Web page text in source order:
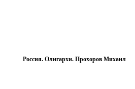
Россия. Олигархи. Прохоров Михаил